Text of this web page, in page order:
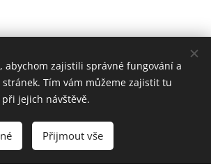
abychom zajistili správné fungování a
Tím vám můžeme zajistit tu
jejich návštěvě.
Přijmout vše